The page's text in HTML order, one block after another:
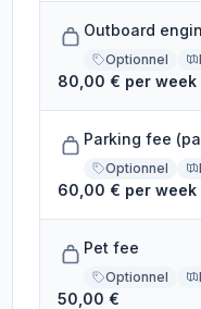
Outboard
Optionnel
80,00 € per week
Parking fee
Optionnel
60,00 € per week
Pet fee
Optionnel
50,00 €